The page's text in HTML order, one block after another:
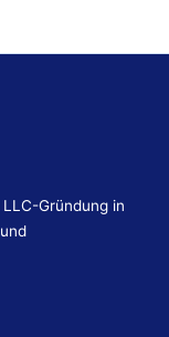
Gründung in